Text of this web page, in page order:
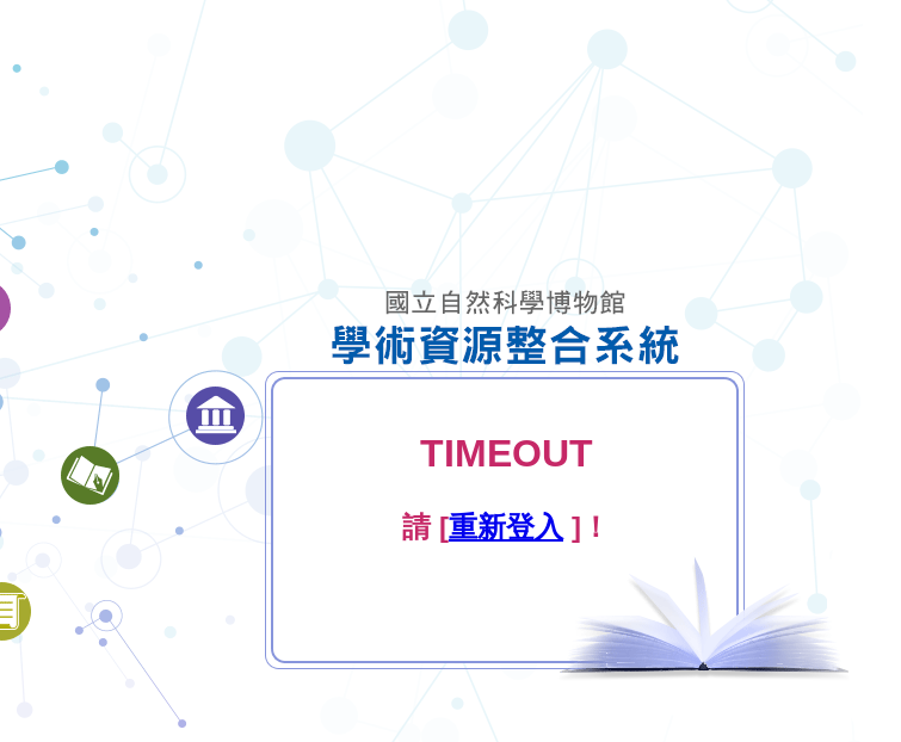
TIMEOUT
請 [重新登入 ]！